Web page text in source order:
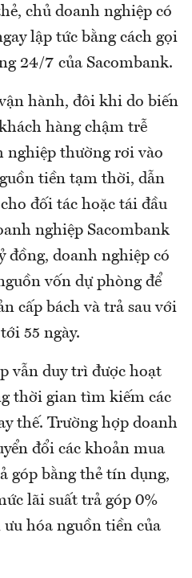
chủ doanh nghiệp có
lập tức bằng cách gọi
24/7 của Sacombank.
hành, đôi khi do biến
hàng chậm trễ
nghiệp thường rơi vào
tiền tạm thời, dẫn
đối tác hoặc tái đầu
nghiệp Sacombank
đồng, doanh nghiệp có
vốn dự phòng để
cấp bách và trả sau với
55 ngày.
vẫn duy trì được hoạt
thời gian tìm kiếm các
thế. Trường hợp doanh
đổi các khoản mua
góp bằng thẻ tín dụng,
lãi suất trả góp 0%
hóa nguồn tiền của